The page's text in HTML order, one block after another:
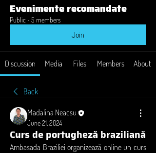
Evenimente recomandate
Public · 5 members
Join
Discussion Media Files Members About
Back
Madalina Neacsu
June 21, 2024
Curs de portugheză braziliană
Ambasada Braziliei organizează online un curs